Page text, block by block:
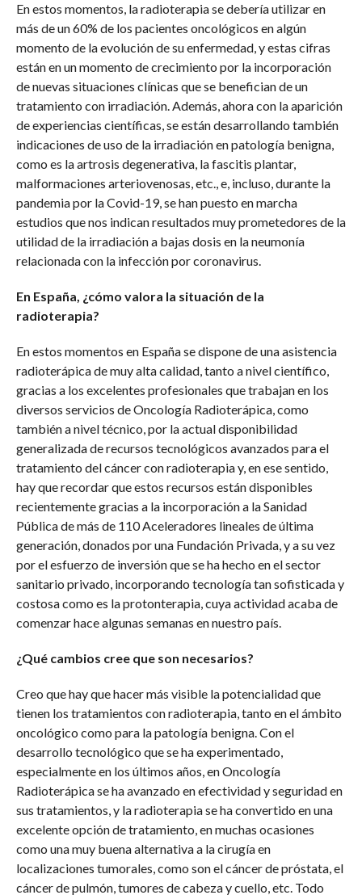
En estos momentos, la radioterapia se debería utilizar en
más de un 60% de los pacientes oncológicos en algún
momento de la evolución de su enfermedad, y estas cifras
están en un momento de crecimiento por la incorporación
de nuevas situaciones clínicas que se benefician de un
tratamiento con irradiación. Además, ahora con la aparición
de experiencias científicas, se están desarrollando también
indicaciones de uso de la irradiación en patología benigna,
como es la artrosis degenerativa, la fascitis plantar,
malformaciones arteriovenosas, etc., e, incluso, durante la
pandemia por la Covid-19, se han puesto en marcha
estudios que nos indican resultados muy prometedores de la
utilidad de la irradiación a bajas dosis en la neumonía
relacionada con la infección por coronavirus.
En España, ¿cómo valora la situación de la
radioterapia?
En estos momentos en España se dispone de una asistencia
radioterápica de muy alta calidad, tanto a nivel científico,
gracias a los excelentes profesionales que trabajan en los
diversos servicios de Oncología Radioterápica, como
también a nivel técnico, por la actual disponibilidad
generalizada derecursos tecnológicos avanzados para el
tratamiento del cáncer con radioterapiay, en ese sentido,
hay que recordar que estos recursos están disponibles
recientemente gracias a la incorporación a la Sanidad
Pública de más de 110 Aceleradores lineales de última
generación, donados por una Fundación Privada, y a su vez
por el esfuerzo de inversión que se ha hecho en el sector
sanitario privado, incorporando tecnología tan sofisticada y
costosa como es la protonterapia, cuya actividad acaba de
comenzar hace algunas semanas en nuestro país.
¿Qué cambios cree que son necesarios?
Creo que hay que hacer más visible la potencialidad que
tienen los tratamientos con radioterapia, tanto en el ámbito
oncológico como para la patología benigna. Con el
desarrollo tecnológico que se ha experimentado,
especialmente en los últimos años, en Oncología
Radioterápica se ha avanzado en efectividad y seguridad en
sus tratamientos, y la radioterapia se ha convertido en una
excelente opción de tratamiento, en muchas ocasiones
como una muy buena alternativa a la cirugía en
localizaciones tumorales, como son el cáncer de próstata, el
cáncer de pulmón, tumores de cabeza y cuello, etc. Todo